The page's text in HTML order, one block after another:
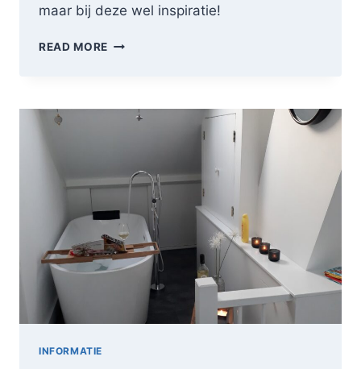
maar bij deze wel inspiratie!
READ MORE KOELTIPS
INFORMATIE